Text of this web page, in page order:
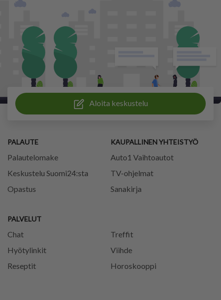
Aloita keskustelu
PALAUTE
Palautelomake
Keskustelu Suomi24:sta
Opastus
PALVELUT
Chat
Treffit
Hyötylinkit
Viihde
Reseptit
Horoskooppi
KAUPALLINEN YHTEISTYÖ
Auto1 Vaihtoautot
TV-ohjelmat
Sanakirja